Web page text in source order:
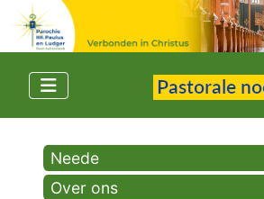
Neede
Over ons